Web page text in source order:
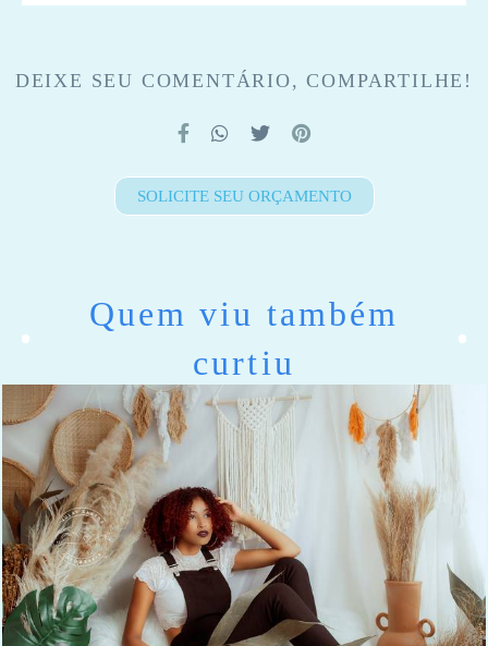
DEIXE SEU COMENTÁRIO, COMPARTILHE!
SOLICITE SEU ORÇAMENTO
Quem viu também
curtiu